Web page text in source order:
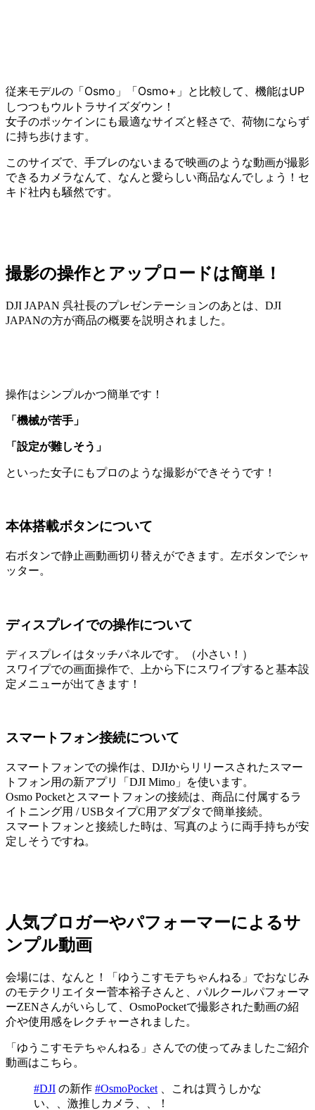
従来モデルの「Osmo」「Osmo+」と比較して、機能はUP
しつつも ウルトラサイズダウン！
女子のポッケインにも最適なサイズと軽さで、荷物にならず
に持ち歩けます。
このサイズで、手ブレのないまるで映画のような動画が撮影
できるカメラなんて、 なんと愛らしい商品なんでしょう！セ
キド社内も騒然です。
撮影の操作とアップロードは簡単！
DJI JAPAN 呉社長のプレゼンテーションのあとは、DJI
JAPANの方が商品の概要を説明されました。
操作はシンプルかつ簡単です！
「機械が苦手」
「設定が難しそう」
といった女子にもプロのような撮影ができそうです！
本体搭載ボタンについて
右ボタンで静止画動画切り替えができます。 左ボタンでシャ
ッター。
ディスプレイでの操作について
ディスプレイはタッチパネルです。（小さい！）
スワイプでの画面操作で、上から下にスワイプすると基本設
定メニューが出てきます！
スマートフォン接続について
スマートフォンでの操作は、DJIからリリースされたスマー
トフォン用の新アプリ「DJI Mimo」を使います。
Osmo Pocketとスマートフォンの接続は、商品に付属するラ
イトニング用 / USBタイプC用アダプタで簡単接続。
スマートフォンと接続した時は、写真のように両手持ちが安
定しそうですね。
人気ブロガーやパフォーマーによるサ
ンプル動画
会場には、なんと！「ゆうこすモテちゃんねる」でおなじみ
のモテクリエイター菅本裕子さんと、パルクールパフォーマ
ーZENさんがいらして、OsmoPocketで撮影された動画の紹
介や使用感をレクチャーされました。
「ゆうこすモテちゃんねる」さんでの使ってみましたご紹介
動画はこちら。
#DJI の新作 #OsmoPocket 、これは買うしかな
い、、激推しカメラ、、！